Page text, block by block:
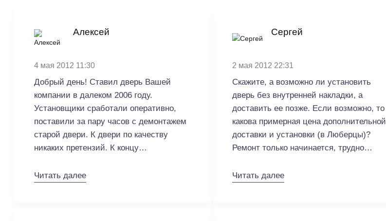
Алексей
4 мая 2012 11:30
Добрый день! Ставил дверь Вашей
компании в далеком 2006 году.
Установщики сработали оперативно,
поставили за пару часов с демонтажем
старой двери. К двери по качеству
никаких претензий. К концу
закрываться личинка, после звонка
Читать далее
Сергей
2 мая 2012 22:31
Скажите, а возможно ли установить
дверь без внутренней накладки, а
доставить ее позже. Если возможно, то
какова примерная цена дополнительной
доставки и установки (в Люберцы)?
Ремонт только начинается, трудно
боюсь, что может накладка пострадать в
Читать далее